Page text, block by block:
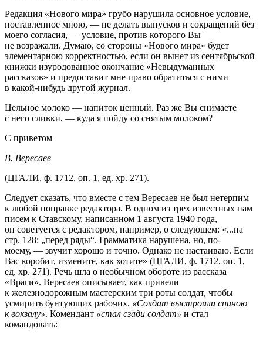
Редакция «Нового мира» грубо нарушила основное условие,
поставленное мною, — не делать выпусков и сокращений без
моего согласия, — условие, против которого Вы
не возражали. Думаю, со стороны «Нового мира» будет
элементарною корректностью, если он вынет из сентябрьской
книжки изуродованное окончание «Невыдуманных
рассказов» и предоставит мне право обратиться с ними
в какой-нибудь другой журнал.
Цельное молоко — напиток ценный. Раз же Вы снимаете
с него сливки, — куда я пойду со снятым молоком?
С приветом
В. Вересаев
(ЦГАЛИ, ф. 1712, оп. 1, ед. хр. 271).
Следует сказать, что вместе с тем Вересаев не был нетерпим
к любой поправке редактора. В одном из трех известных нам
писем к Ставскому, написанном 1 августа 1940 года,
он советуется с редактором, например, о следующем: «...на
стр. 128: „перед ряды“. Грамматика нарушена, но, по-
моему, — звучит хорошо и точно. Однако не настаиваю. Если
Вас коробит, измените, как хотите» (ЦГАЛИ, ф. 1712, оп. 1,
ед. хр. 271). Речь шла о необычном обороте из рассказа
«Враги». Вересаев описывает, как привели
к железнодорожным мастерским три роты солдат, чтобы
усмирить бунтующих рабочих. «Солдат выстроили спиною
к вокзалу». Комендант «стал сзади солдат» и стал
командовать: